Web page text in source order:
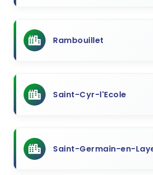
Rambouillet
Saint-Cyr-l'Ecole
Saint-Germain-en-